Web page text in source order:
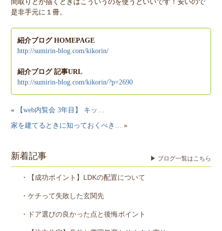
間取りとか描くときはこういうのを使うといいです！安いので
是非手元に１冊。
紹介ブログ HOMEPAGE
http://sumirin-blog.com/kikorin/
紹介ブログ 記事URL
http://sumirin-blog.com/kikorin/?p=2690
« 【web内覧会 3年目】 キッ…
家を建てるときに知っておくべき… »
新着記事 ▶ ブログ一覧はこちら
・【成功ポイント】LDKの配置について
・ケチって失敗した玄関先
・ドア選びの良かった点と後悔ポイント